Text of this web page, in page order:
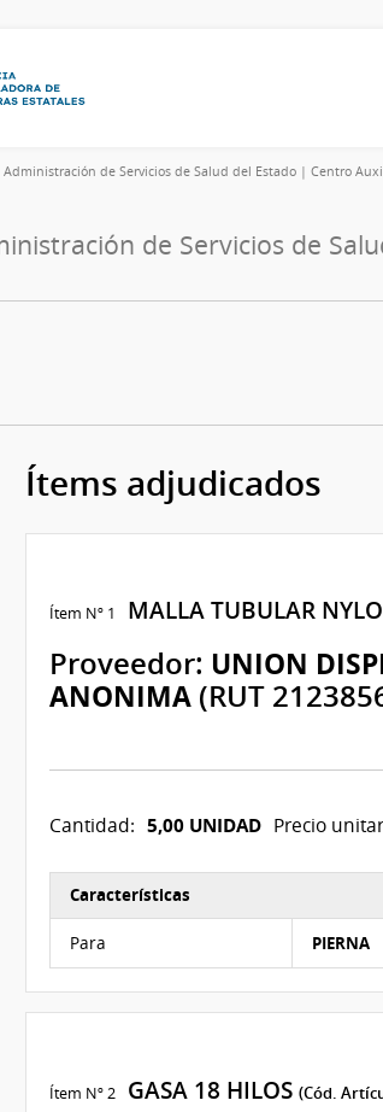
Administración de Servicios de Salud del Estado | Centro
de Servicios de
Ítems adjudicados
Ítem Nº 1 MALLA TUBULAR
Proveedor: UNION
ANONIMA (RUT
Cantidad: 5,00 UNIDAD Precio
Características
Para PIERNA
Ítem Nº 2GASA 18 HILOS (Cód.